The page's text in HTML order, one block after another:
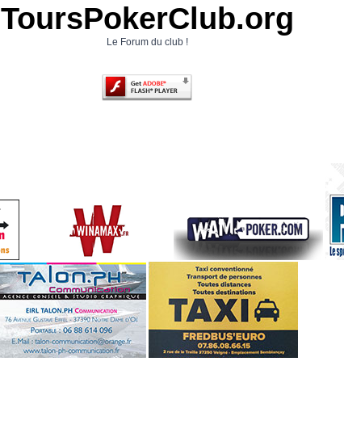
ToursPokerClub.org
Le Forum du club !